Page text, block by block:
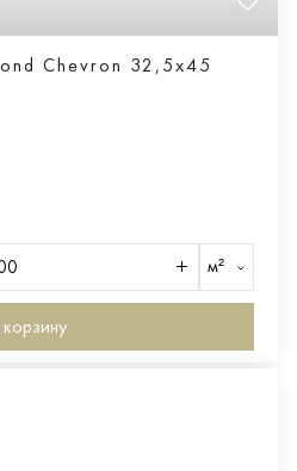
Chevron 32,5x45
м²
корзину